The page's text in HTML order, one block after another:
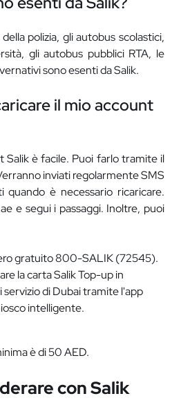
polizia, gli autobus scolastici,
gli autobus pubblici RTA, le
sono esenti da Salik.
il mio account
Salik è facile. Puoi farlo tramite il
inviati regolarmente SMS
quando è necessario ricaricare.
e segui i passaggi. Inoltre, puoi
gratuito 800-SALIK (72545).
la carta Salik Top-up in
servizio di Dubai tramite l'app
intelligente.
è di 50 AED.
con Salik